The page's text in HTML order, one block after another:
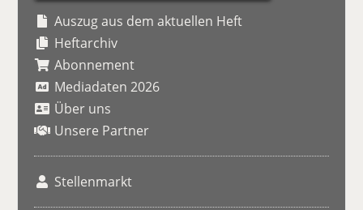
Auszug aus dem aktuellen Heft
Heftarchiv
Abonnement
Mediadaten 2026
Über uns
Unsere Partner
Stellenmarkt